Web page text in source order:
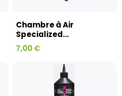
Chambre à Air
Specialized...
7,00 €